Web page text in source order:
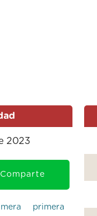
2023
Comparte
primera